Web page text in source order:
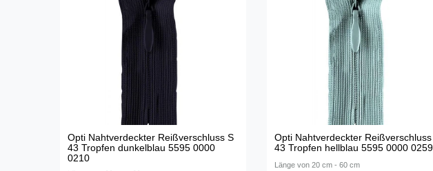
Opti Nahtverdeckter Reißverschluss S
43 Tropfen dunkelblau 5595 0000
0210
Opti Nahtverdeckter
43 Tropfen hellblau 5595 0000 0259
Länge von 20 cm - 60 cm